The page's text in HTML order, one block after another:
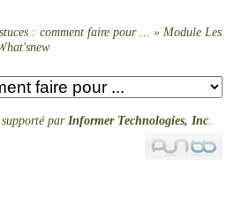
: comment faire pour ... » Module Les
par Informer Technologies, Inc.